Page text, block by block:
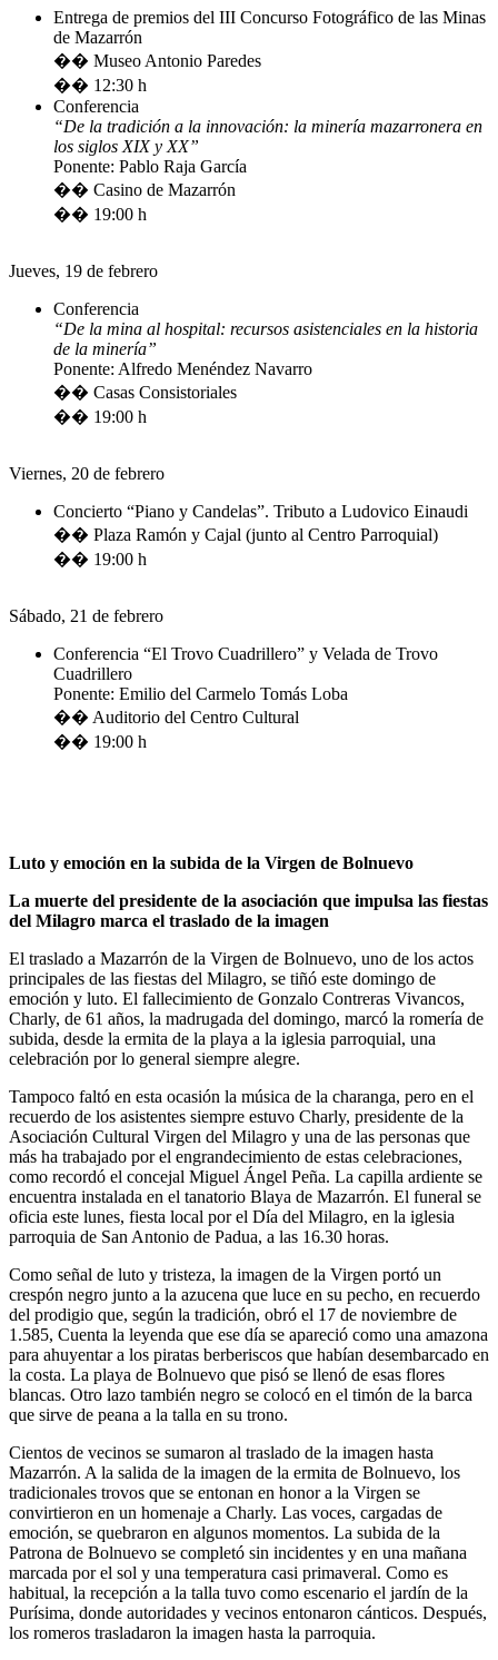
Entrega de premios del III Concurso Fotográfico de las Minas
de Mazarrón
�� Museo Antonio Paredes
�� 12:30 h
Conferencia
“De la tradición a la innovación: la minería mazarronera en
los siglos XIX y XX”
Ponente: Pablo Raja García
�� Casino de Mazarrón
�� 19:00 h
Jueves, 19 de febrero
Conferencia
“De la mina al hospital: recursos asistenciales en la historia
de la minería”
Ponente: Alfredo Menéndez Navarro
�� Casas Consistoriales
�� 19:00 h
Viernes, 20 de febrero
Concierto “Piano y Candelas”. Tributo a Ludovico Einaudi
�� Plaza Ramón y Cajal (junto al Centro Parroquial)
�� 19:00 h
Sábado, 21 de febrero
Conferencia “El Trovo Cuadrillero” y Velada de Trovo
Cuadrillero
Ponente: Emilio del Carmelo Tomás Loba
�� Auditorio del Centro Cultural
�� 19:00 h
Luto y emoción en la subida de la Virgen de Bolnuevo
La muerte del presidente de la asociación que impulsa las fiestas
del Milagro marca el traslado de la imagen
El traslado a Mazarrón de la Virgen de Bolnuevo, uno de los actos
principales de las fiestas del Milagro, se tiñó este domingo de
emoción y luto. El fallecimiento de Gonzalo Contreras Vivancos,
Charly, de 61 años, la madrugada del domingo, marcó la romería de
subida, desde la ermita de la playa a la iglesia parroquial, una
celebración por lo general siempre alegre.
Tampoco faltó en esta ocasión la música de la charanga, pero en el
recuerdo de los asistentes siempre estuvo Charly, presidente de la
Asociación Cultural Virgen del Milagro y una de las personas que
más ha trabajado por el engrandecimiento de estas celebraciones,
como recordó el concejal Miguel Ángel Peña. La capilla ardiente se
encuentra instalada en el tanatorio Blaya de Mazarrón. El funeral se
oficia este lunes, fiesta local por el Día del Milagro, en la iglesia
parroquia de San Antonio de Padua, a las 16.30 horas.
Como señal de luto y tristeza, la imagen de la Virgen portó un
crespón negro junto a la azucena que luce en su pecho, en recuerdo
del prodigio que, según la tradición, obró el 17 de noviembre de
1.585, Cuenta la leyenda que ese día se apareció como una amazona
para ahuyentar a los piratas berberiscos que habían desembarcado en
la costa. La playa de Bolnuevo que pisó se llenó de esas flores
blancas. Otro lazo también negro se colocó en el timón de la barca
que sirve de peana a la talla en su trono.
Cientos de vecinos se sumaron al traslado de la imagen hasta
Mazarrón. A la salida de la imagen de la ermita de Bolnuevo, los
tradicionales trovos que se entonan en honor a la Virgen se
convirtieron en un homenaje a Charly. Las voces, cargadas de
emoción, se quebraron en algunos momentos. La subida de la
Patrona de Bolnuevo se completó sin incidentes y en una mañana
marcada por el sol y una temperatura casi primaveral. Como es
habitual, la recepción a la talla tuvo como escenario el jardín de la
Purísima, donde autoridades y vecinos entonaron cánticos. Después,
los romeros trasladaron la imagen hasta la parroquia.